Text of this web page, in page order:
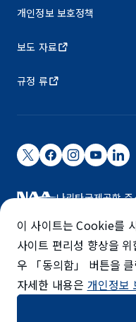
개인정보 보호정책
보도 자료
규정 류
나리타국제공항
나리타 국제공항은 NAA가 운영하고 있습
©NARITA INTERNATIONAL AIRPORT
SKYTRAX
5-STAR AIRPORT
이 사이트는 Cookie를
사이트 편리성 향상을
우 「동의함」 버튼을
자세한 내용은 개인정보